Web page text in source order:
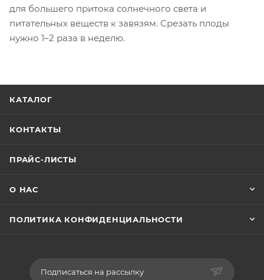
для большего притока солнечного света и
питательных веществ к завязям. Срезать плоды
нужно 1–2 раза в неделю.
КАТАЛОГ
КОНТАКТЫ
ПРАЙС-ЛИСТЫ
О НАС
ПОЛИТИКА КОНФИДЕНЦИАЛЬНОСТИ
Подписаться на рассылку